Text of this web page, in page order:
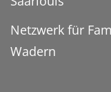
Netzwerk für
Wadern